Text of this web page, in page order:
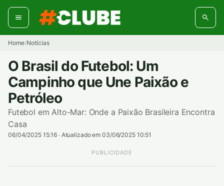
Pular
para
conteúdo
Home/Notícias
O Brasil do Futebol: Um
Campinho que Une Paixão e
Petróleo
Futebol em Alto-Mar: Onde a Paixão Brasileira Encontra
Casa
06/04/2025 15:16 · Atualizado em 03/06/2025 10:51
PUBLICIDADE